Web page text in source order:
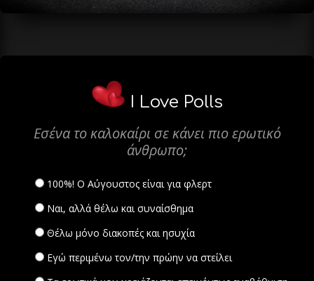
I Love Polls
Εσένα το καλοκαίρι σε κάνει πιο ερωτικό
άνθρωπο;
100%! Ο Αύγουστος είναι για φλερτ
Ναι, αλλά θέλω και συναίσθημα
Θέλω μόνο διακοπές και ησυχία
Εγώ περιμένω τον/την πρώην να στείλει